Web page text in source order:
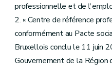
professionnelle et de
2. « Centre de référence
conformément au Pacte
Bruxellois conclu le 11 juin
Gouvernement de la